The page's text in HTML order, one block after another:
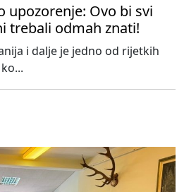
upozorenje: Ovo bi svi
trebali odmah znati!
i dalje je jedno od rijetkih